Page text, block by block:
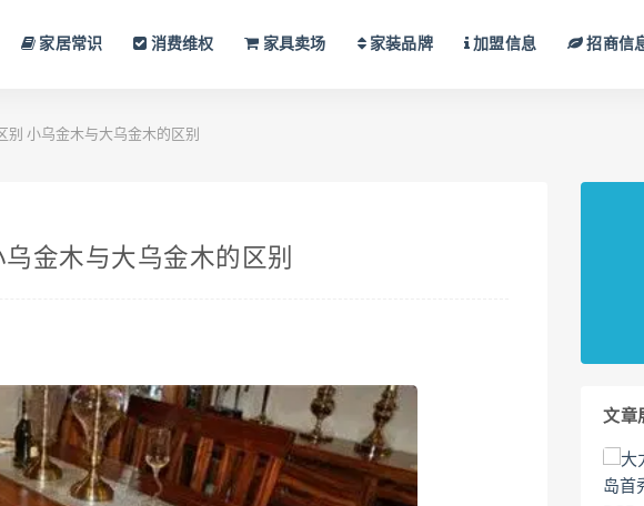
家居常识 消费维权 家具卖场 家装品牌 加盟信息 招商信
别 小乌金木与大乌金木的区别
金木与大乌金木的区别
文章